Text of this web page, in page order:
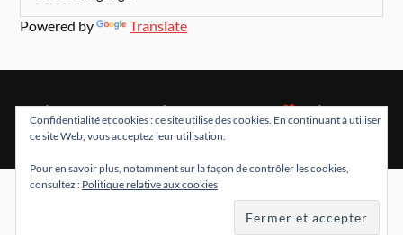
Powered by Translate
FIÈREMENT PROPULSÉ PARWORDPRESS & THÈME PAR
Confidentialité et cookies : ce site utilise des cookies. En continuant à utiliser
ce site Web, vous acceptez leur utilisation.
Pour en savoir plus, notamment sur la façon de contrôler les cookies,
consultez : Politique relative aux cookies